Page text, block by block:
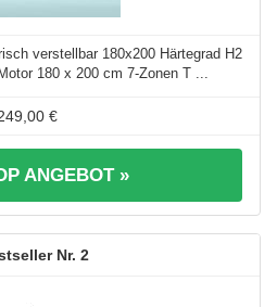
verstellbar 180x200 Härtegrad H2
180 x 200 cm 7-Zonen T ...
€
ANGEBOT »
2